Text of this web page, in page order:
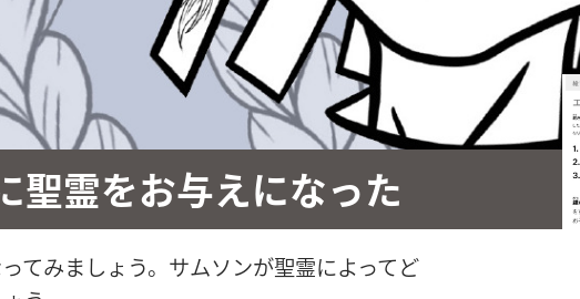
聖霊をお与えになった
てみましょう。サムソンが聖霊によってど